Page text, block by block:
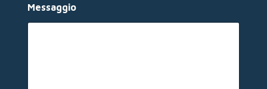
m
Messaggio